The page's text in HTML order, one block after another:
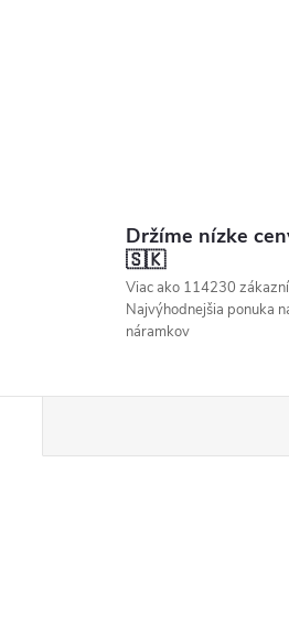
Držíme nízke
🇸🇰
Viac ako 114230
Najvýhodnejšia ponuka
náramkov